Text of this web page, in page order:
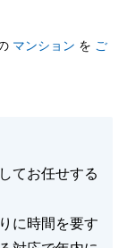
マンション を ご
てお任せする
に時間を要す